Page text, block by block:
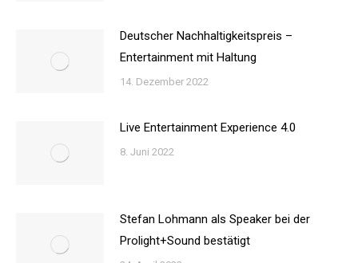
Deutscher Nachhaltigkeitspreis –
Entertainment mit Haltung
14. Dezember 2022
Live Entertainment Experience 4.0
8. Juni 2022
Stefan Lohmann als Speaker bei der
Prolight+Sound bestätigt